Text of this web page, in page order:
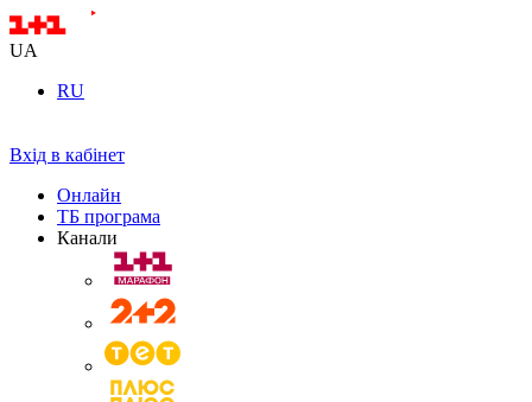
UA
RU
Вхід в кабінет
Онлайн
ТБ програма
Канали